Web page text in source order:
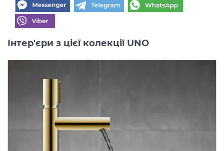
Інтер'єри з цієї колекції UNO